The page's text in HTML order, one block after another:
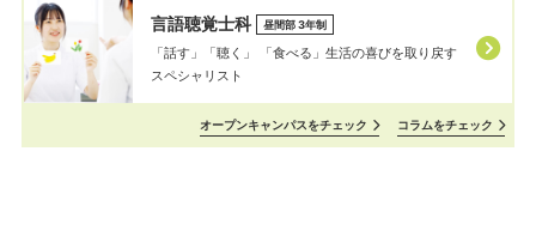
言語聴覚士科 昼間部 3年制
「話す」「聴く」 「⾷べる」⽣活の喜びを取り戻す
スペシャリスト
オープンキャンパスをチェック コラムをチェック